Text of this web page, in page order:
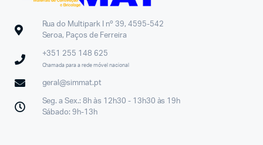
Rua do Multipark I nº 39, 4595-542
Seroa, Paços de Ferreira
+351 255 148 625
Chamada para a rede móvel nacional
geral@simmat.pt
Seg. a Sex.: 8h às 12h30 - 13h30 às 19h
Sábado: 9h-13h